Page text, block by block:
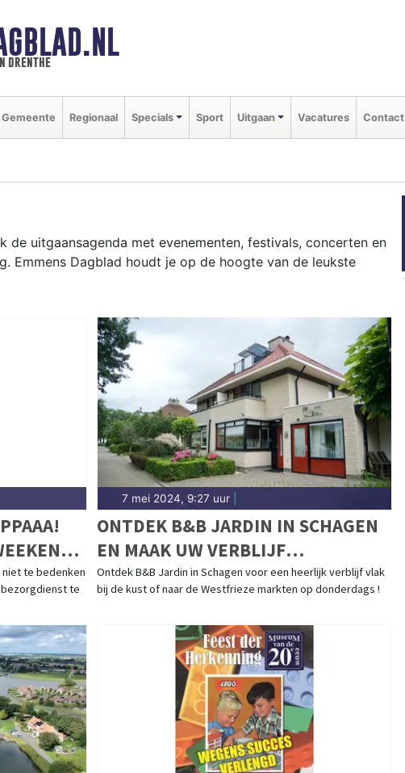
drenthe
Gemeente Regionaal Specials Sport Uitgaan Vacatures Contact
de uitgaansagenda met evenementen, festivals, concerten en
Emmens Dagblad houdt je op de hoogte van de leukste
tot muziekfestivals en culinaire events - ontdek het
niet te bedenken
te
7 mei 2024, 9:27 uur|
ONTDEK B&B JARDIN IN SCHAGEN
EN MAAK UW VERBLIJF
ONVERGETELIJK
Ontdek B&B Jardin in Schagen voor een heerlijk verblijf vlak
bij de kust of naar de Westfrieze markten op donderdags !